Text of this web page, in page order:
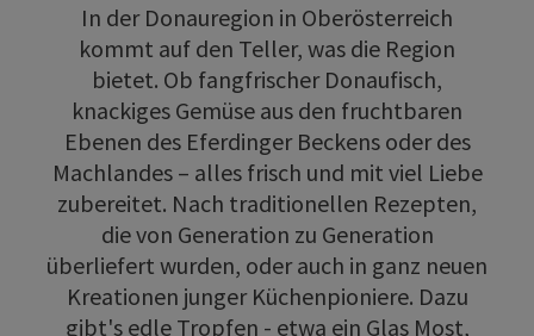
In der Donauregion in Oberösterreich
kommt auf den Teller, was die Region
bietet. Ob fangfrischer Donaufisch,
knackiges Gemüse aus den fruchtbaren
Ebenen des Eferdinger Beckens oder des
Machlandes – alles frisch und mit viel Liebe
zubereitet. Nach traditionellen Rezepten,
die von Generation zu Generation
überliefert wurden, oder auch in ganz neuen
Kreationen junger Küchenpioniere. Dazu
gibt's edle Tropfen - etwa ein Glas Most,